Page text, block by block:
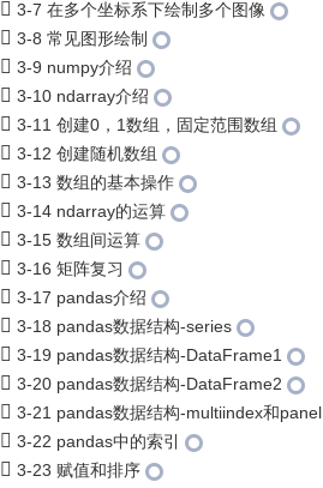
3-7 在多个坐标系下绘制多个图像
3-8 常见图形绘制
3-9 numpy介绍
3-10 ndarray介绍
3-11 创建0，1数组，固定范围数组
3-12 创建随机数组
3-13 数组的基本操作
3-14 ndarray的运算
3-15 数组间运算
3-16 矩阵复习
3-17 pandas介绍
3-18 pandas数据结构-series
3-19 pandas数据结构-DataFrame1
3-20 pandas数据结构-DataFrame2
3-21 pandas数据结构-multiindex和panel
3-22 pandas中的索引
3-23 赋值和排序